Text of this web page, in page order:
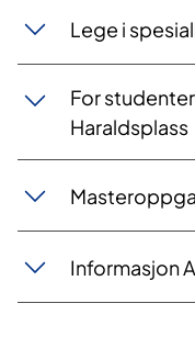
Lege i
For
Haraldsplass
Informasjon